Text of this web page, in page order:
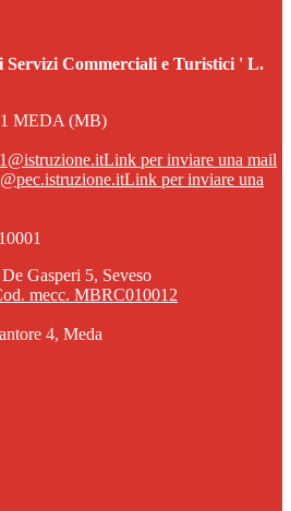
Servizi Commerciali e Turistici ' L.
MEDA (MB)
Link per inviare una mail
Link per inviare una
Gasperi 5, Seveso
mecc. MBRC010012
4, Meda